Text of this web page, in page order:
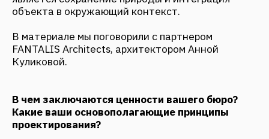
Для наших проектов мы выбираем одни из самых
поражают своей красотой и совершенно не
уступают своей красотой иностранным
курортам. И конечно, мы стараемся создавать
такие проекты, которые станут не просто
большая ответственность. Экологичность для
нас — это не просто тренд, а осознанный выбор.
Мы стараемся на протяжении всего процесса
проектирования придерживаться этого